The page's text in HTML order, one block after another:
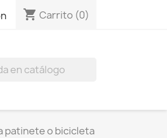
shopping_cart Carrito (0)
patinete o bicicleta